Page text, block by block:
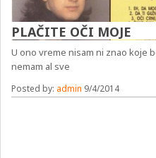
PLAČITE OČI MOJE
U ono vreme nisam ni znao koje
nemam al sve
Posted by: admin 9/4/2014